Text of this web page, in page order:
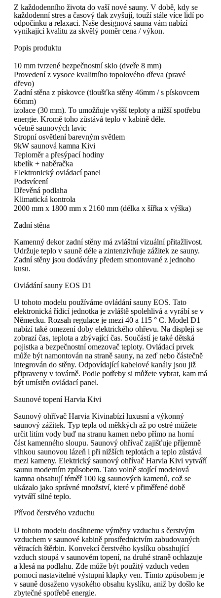
Z každodenního života do vaší nové sauny. V době, kdy se
každodenní stres a časový tlak zvyšují, touží stále více lidí po
odpočinku a relaxaci. Naše designová sauna vám nabízí
vynikající kvalitu za skvělý poměr cena / výkon.
Popis produktu
10 mm tvrzené bezpečnostní sklo (dveře 8 mm)
Provedení z vysoce kvalitního topolového dřeva (pravé
dřevo)
Zadní stěna z pískovce (tloušťka stěny 46mm / s pískovcem
66mm)
izolace (30 mm). To umožňuje vyšší teploty a nižší spotřebu
energie. Kromě toho zůstává teplo v kabině déle.
včetně saunových lavic
Stropní osvětlení barevným světlem
9kW saunová kamna Kivi
Teploměr a přesýpací hodiny
kbelík + naběračka
Elektronický ovládací panel
Podsvícení
Dřevěná podlaha
Klimatická kontrola
2000 mm x 1800 mm x 2160 mm (délka x šířka x výška)
Zadní stěna
Kamenný dekor zadní stěny má zvláštní vizuální přitažlivost.
Udržuje teplo v sauně déle a zintenzivňuje zážitek ze sauny.
Zadní stěny jsou dodávány předem smontované z jednoho
kusu.
Ovládání sauny EOS D1
U tohoto modelu používáme ovládání sauny EOS. Tato
elektronická řídicí jednotka je zvláště spolehlivá a vyrábí se v
Německu. Rozsah regulace je mezi 40 a 115 ° C. Model D1
nabízí také omezení doby elektrického ohřevu. Na displeji se
zobrazí čas, teplota a zbývající čas. Součástí je také dětská
pojistka a bezpečnostní omezovač teploty. Ovládací prvek
může být namontován na straně sauny, na zeď nebo částečně
integrován do stěny. Odpovídající kabelové kanály jsou již
připraveny v továrně. Podle potřeby si můžete vybrat, kam má
být umístěn ovládací panel.
Saunové topení Harvia Kivi
Saunový ohřívač Harvia Kivinabízí luxusní a výkonný
saunový zážitek. Typ tepla od měkkých až po ostré můžete
určit litím vody buď na stranu kamen nebo přímo na horní
část kamenného sloupu. Saunový ohřívač zajišťuje příjemně
vlhkou saunovou lázeň i při nižších teplotách a teplo zůstává
mezi kameny. Elektrický saunový ohřívač Harvia Kivi vytváří
saunu moderním způsobem. Tato volně stojící modelová
kamna obsahujítéměř 100 kg saunových kamenů, což se
ukázalo jako správné množství, které v přiměřené době
vytváří silné teplo.
Přívod čerstvého vzduchu
U tohoto modelu dosáhneme výměny vzduchu s čerstvým
vzduchem v saunové kabině prostřednictvím zabudovaných
větracích štěrbin. Konvekcí čerstvého kyslíku obsahující
vzduch stoupá v saunovém topení, na druhé straně ochlazuje
a klesá na podlahu. Zde může být použitý vzduch veden
pomocí nastavitelné výstupní klapky ven. Tímto způsobem je
v sauně dosaženo vysokého obsahu kyslíku, aniž by došlo ke
zbytečné spotřebě energie.